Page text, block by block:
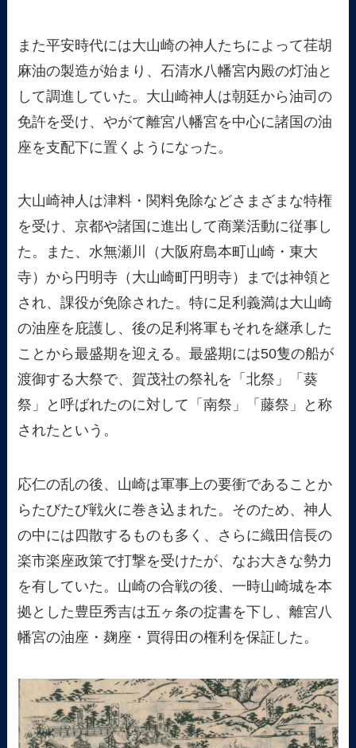
また平安時代には大山崎の神人たちによって荏胡
麻油の製造が始まり、石清水八幡宮内殿の灯油と
して調進していた。大山崎神人は朝廷から油司の
免許を受け、やがて離宮八幡宮を中心に諸国の油
座を支配下に置くようになった。
大山崎神人は津料・関料免除などさまざまな特権
を受け、京都や諸国に進出して商業活動に従事し
た。また、水無瀬川（大阪府島本町山崎・東大
寺）から円明寺（大山崎町円明寺）までは神領と
され、課役が免除された。特に足利義満は大山崎
の油座を庇護し、後の足利将軍もそれを継承した
ことから最盛期を迎える。最盛期には50隻の船が
渡御する大祭で、賀茂社の祭礼を「北祭」「葵
祭」と呼ばれたのに対して「南祭」「藤祭」と称
されたという。
応仁の乱の後、山崎は軍事上の要衝であることか
らたびたび戦火に巻き込まれた。そのため、神人
の中には四散するものも多く、さらに織田信長の
楽市楽座政策で打撃を受けたが、なお大きな勢力
を有していた。山崎の合戦の後、一時山崎城を本
拠とした豊臣秀吉は五ヶ条の掟書を下し、離宮八
幡宮の油座・麹座・買得田の権利を保証した。